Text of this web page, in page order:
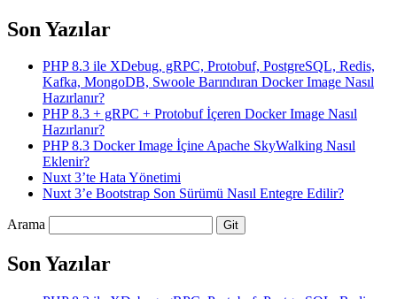
Son Yazılar
PHP 8.3 ile XDebug, gRPC, Protobuf, PostgreSQL, Redis,
Kafka, MongoDB, Swoole Barındıran Docker Image Nasıl
Hazırlanır?
PHP 8.3 + gRPC + Protobuf İçeren Docker Image Nasıl
Hazırlanır?
PHP 8.3 Docker Image İçine Apache SkyWalking Nasıl
Eklenir?
Nuxt 3’te Hata Yönetimi
Nuxt 3’e Bootstrap Son Sürümü Nasıl Entegre Edilir?
Arama
Son Yazılar